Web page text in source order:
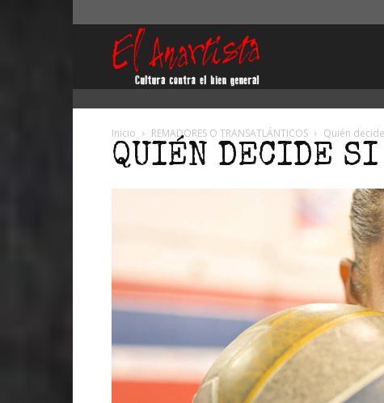
Inicio REMADORES O TRANSATLÁNTICOS Quién
QUIÉN DECIDE